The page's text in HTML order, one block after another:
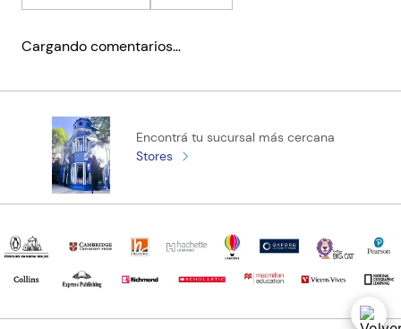
Cargando comentarios…
Encontrá tu sucursal más cercana
Stores